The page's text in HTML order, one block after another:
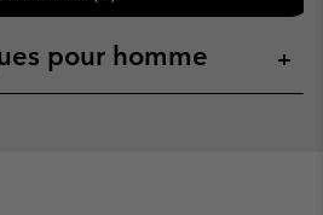
pour homme +